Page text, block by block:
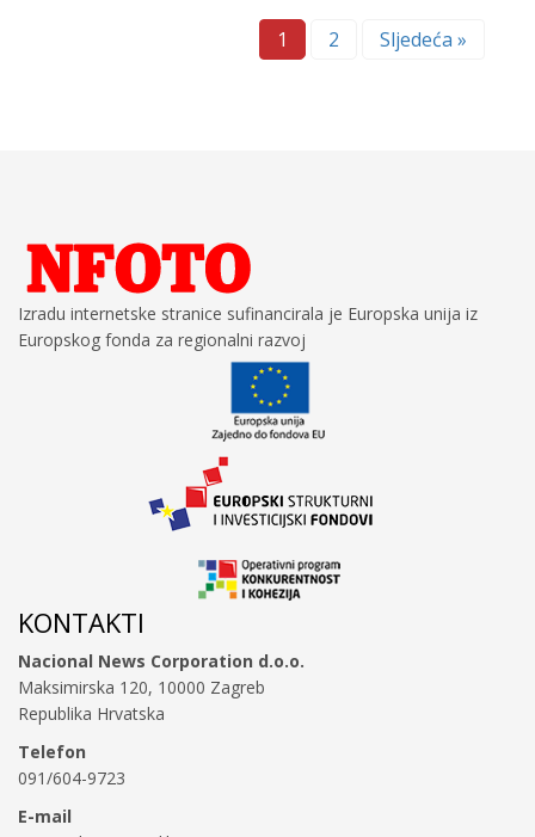
1 2 Sljedeća »
Izradu internetske stranice sufinancirala je Europska unija iz
Europskog fonda za regionalni razvoj
KONTAKTI
Nacional News Corporation d.o.o.
Maksimirska 120, 10000 Zagreb
Republika Hrvatska
Telefon
091/604-9723
E-mail